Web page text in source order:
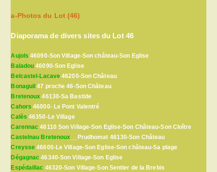
a-Photos du Lot (46)
Diaporama de divers sites du Lot 46
Aujols 46090-Son Village-Son château-Son Eglise
Baladou 46090-Son Eglise
Belcastel-Lacave 46200-Son Château
Bonaguil 47 proche 46-Son Château
Bretenoux 46130-Sa Bastide
Cahors 46000- Le Pont Valentré
Calès 46350-Le Village
Carennac 46110 Son Village-Son Eglise-Son Château-Son Cloître
Castelnau Bretenoux __Prudhomat 46130-Son Château
Creysse 46600-Le Village-Son Eglise-Son château-Sa plage
Dégagnac 46340-Son Village-Son Eglise
Espédaillac 46320-Son Village-Son Sentier de la Brebis